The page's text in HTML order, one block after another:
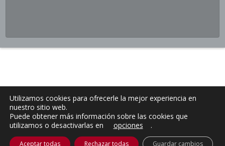
Utilizamos cookies para ofrecerle la mejor experiencia en
nuestro sitio web.
Puede obtener más información sobre las cookies que
utilizamos o desactivarlas en
opciones .
Aceptar todas Rechazar todas Guardar cambios